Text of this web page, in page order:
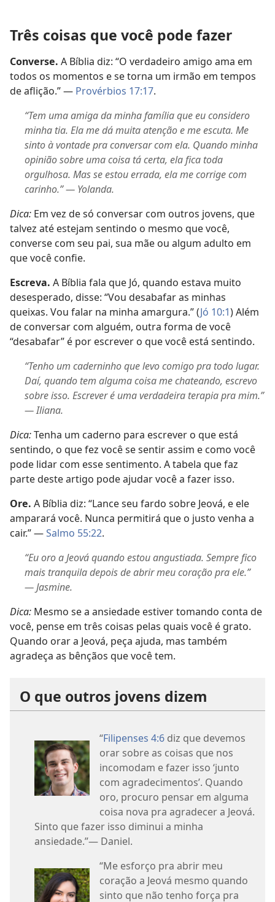
Três coisas que você pode fazer
Converse. A Bíblia diz: “O verdadeiro amigo ama em
todos os momentos e se torna um irmão em tempos
de aflição.” — Provérbios 17:17.
“Tem uma amiga da minha família que eu considero
minha tia. Ela me dá muita atenção e me escuta. Me
sinto à vontade pra conversar com ela. Quando minha
opinião sobre uma coisa tá certa, ela fica toda
orgulhosa. Mas se estou errada, ela me corrige com
carinho.” — Yolanda.
Dica: Em vez de só conversar com outros jovens, que
talvez até estejam sentindo o mesmo que você,
converse com seu pai, sua mãe ou algum adulto em
que você confie.
Escreva. A Bíblia fala que Jó, quando estava muito
desesperado, disse: “Vou desabafar as minhas
queixas. Vou falar na minha amargura.” (Jó 10:1) Além
de conversar com alguém, outra forma de você
“desabafar” é por escrever o que você está sentindo.
“Tenho um caderninho que levo comigo pra todo lugar.
Daí, quando tem alguma coisa me chateando, escrevo
sobre isso. Escrever é uma verdadeira terapia pra mim.”
— Iliana.
Dica:Tenha um caderno para escrever o que está
sentindo, o que fez você se sentir assim e como você
pode lidar com esse sentimento. A tabela que faz
parte deste artigo pode ajudar você a fazer isso.
Ore. A Bíblia diz: “Lance seu fardo sobre Jeová, e ele
amparará você. Nunca permitirá que o justo venha a
cair.” —Salmo 55:22.
“Eu oro a Jeová quando estou angustiada. Sempre fico
mais tranquila depois de abrir meu coração pra ele.”
— Jasmine.
Dica: Mesmo se a ansiedade estiver tomando conta de
você, pense em três coisas pelas quais você é grato.
Quando orar a Jeová, peça ajuda, mas também
agradeça as bênçãos que você tem.
O que outros jovens dizem
“Filipenses 4:6 diz que devemos
orar sobre as coisas que nos
incomodam e fazer isso ‘junto
com agradecimentos’. Quando
oro, procuro pensar em alguma
coisa nova pra agradecer a Jeová.
Sinto que fazer isso diminui a minha
ansiedade.”— Daniel.
“Me esforço pra abrir meu
coração a Jeová mesmo quando
sinto que não tenho força pra